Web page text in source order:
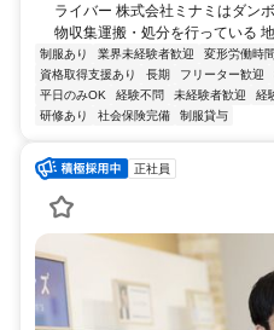
ライバー 株式会社ミナミはダン
物収集運搬・処分を行っている
制服あり 業界未経験者歓迎 変形労働時
資格取得支援あり
長期 フリーター歓迎
平日のみOK
経験不問 未経験者歓迎 経
研修あり
社会保険完備 制服貸与
正社員